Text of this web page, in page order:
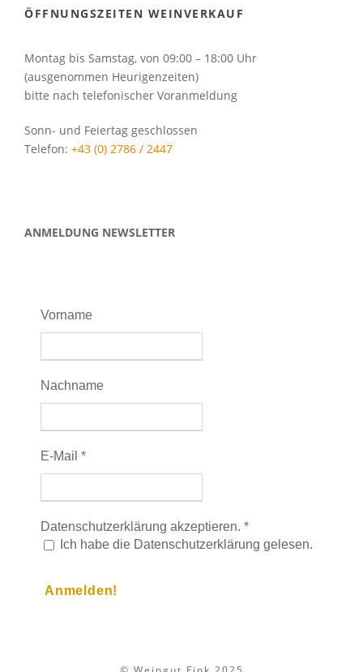
ÖFFNUNGSZEITEN WEINVERKAUF
Montag bis Samstag, von 09:00 – 18:00 Uhr
(ausgenommen Heurigenzeiten)
bitte nach telefonischer Voranmeldung
Sonn- und Feiertag geschlossen
Telefon: +43 (0) 2786 / 2447
ANMELDUNG NEWSLETTER
Vorname
Nachname
E-Mail *
Datenschutzerklärung akzeptieren. *
Ich habe die Datenschutzerklärung gelesen.